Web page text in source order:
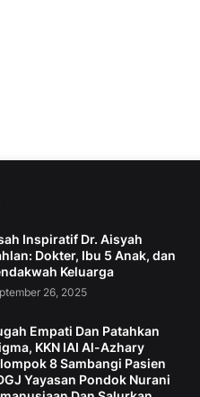
Inspiratif Dr. Aisyah
Dokter, Ibu 5 Anak, dan
Keluarga
26, 2025
Empati Dan Patahkan
KKN IAI Al-Azhary
8 Sambangi Pasien
Yayasan Pondok Nurani